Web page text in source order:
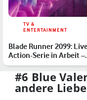
TV &
ENTERTAINMENT
Blade Runner 2099:
Action-Serie in Arbeit –
Infos zu Cast, S…
#6 Blue
andere